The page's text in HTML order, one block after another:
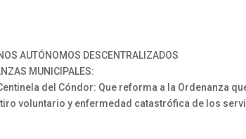
AUTÓNOMOS DESCENTRALIZADOS
MUNICIPALES:
del Cóndor: Que reforma a la Ordenanza
voluntario y enfermedad catastrófica de los